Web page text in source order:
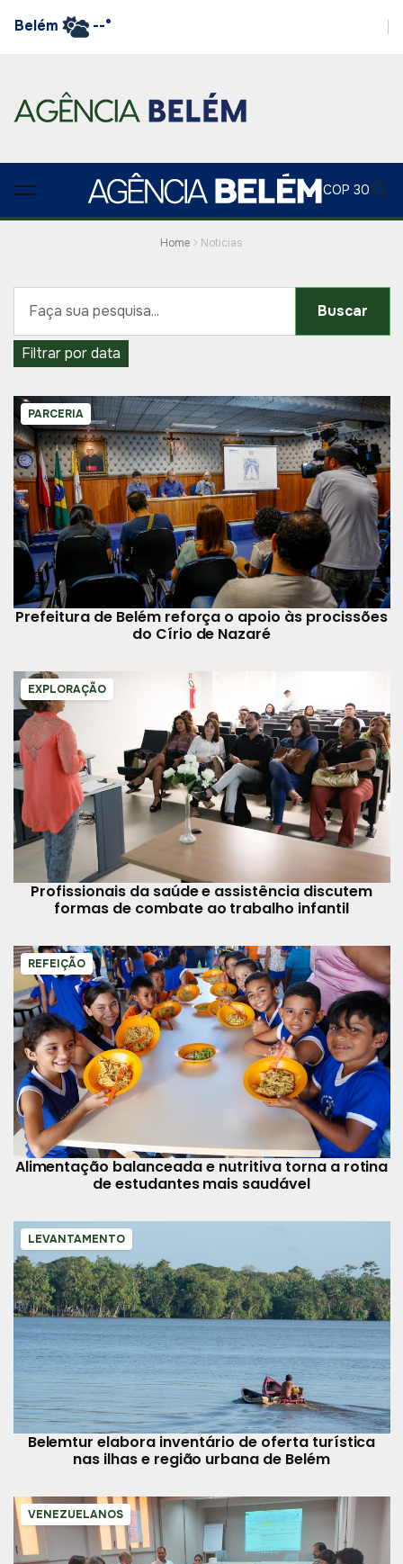
Belém --°
COP 30
Home Noticias
Buscar
Filtrar por data
PARCERIA
Prefeitura de Belém reforça o apoio às procissões
do Círio de Nazaré
EXPLORAÇÃO
Profissionais da saúde e assistência discutem
formas de combate ao trabalho infantil
REFEIÇÃO
Alimentação balanceada e nutritiva torna a rotina
de estudantes mais saudável
LEVANTAMENTO
Belemtur elabora inventário de oferta turística
nas ilhas e região urbana de Belém
VENEZUELANOS